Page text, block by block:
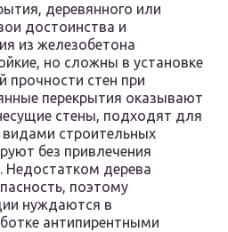
деревянного или
достоинства и
из железобетона
но сложны в установке
прочности стен при
перекрытия оказывают
стены, подходят для
строительных
без привлечения
Недостатком дерева
поэтому
нуждаются в
антипирентными